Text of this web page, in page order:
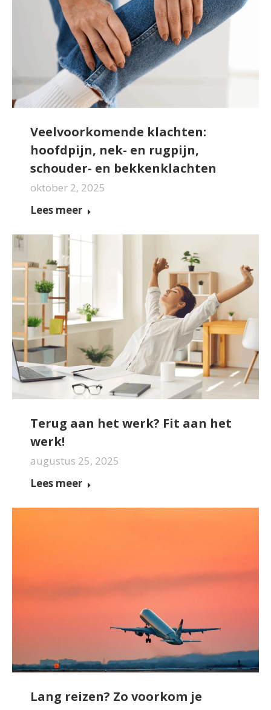
Veelvoorkomende klachten:
hoofdpijn, nek- en rugpijn,
schouder- en bekkenklachten
oktober 2, 2025
Lees meer
Terug aan het werk? Fit aan het
werk!
augustus 25, 2025
Lees meer
Lang reizen? Zo voorkom je